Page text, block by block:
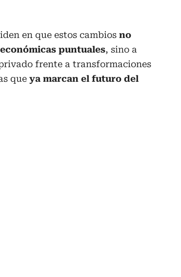
en que estos cambios no
puntuales, sino a
frente a transformaciones
que ya marcan el futuro del